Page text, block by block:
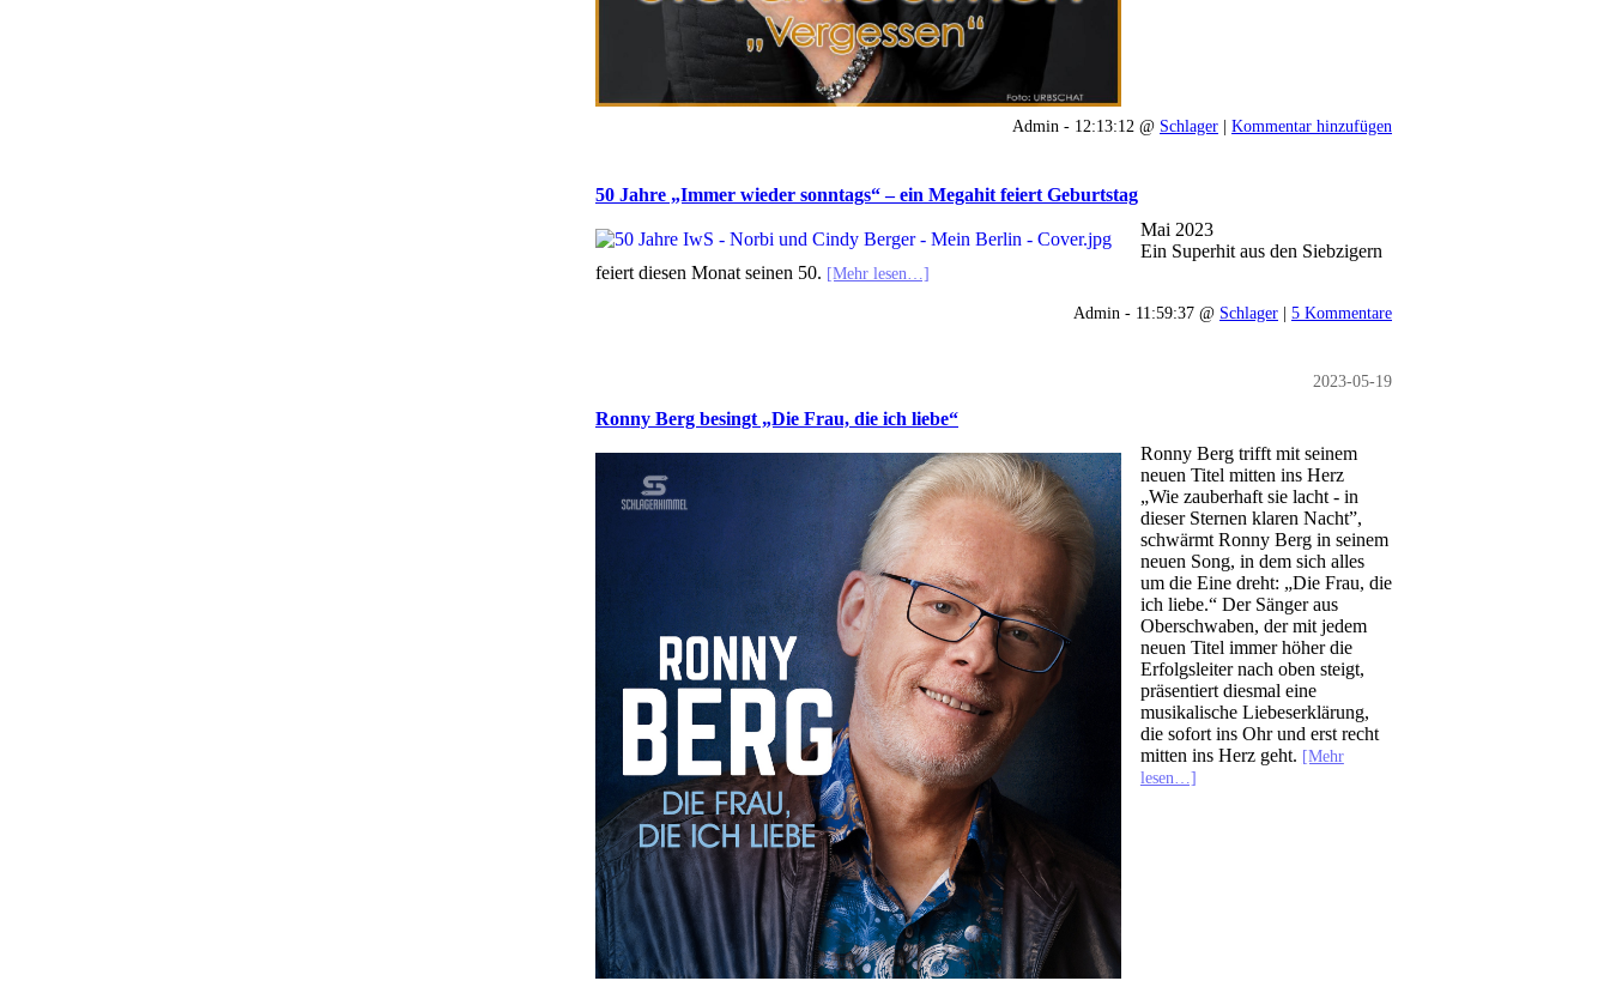
Admin - 12:13:12 @ Schlager | Kommentar hinzufügen
50 Jahre „Immer wieder sonntags“ – ein Megahit feiert Geburtstag
Mai 2023
Ein Superhit aus den Siebzigern
feiert diesen Monat seinen 50. [Mehr lesen…]
Admin - 11:59:37 @ Schlager | 5 Kommentare
2023-05-19
Ronny Berg besingt „Die Frau, die ich liebe“
Ronny Berg trifft mit seinem
neuen Titel mitten ins Herz
„Wie zauberhaft sie lacht - in
dieser Sternen klaren Nacht”,
schwärmt Ronny Berg in seinem
neuen Song, in dem sich alles
um die Eine dreht: „Die Frau, die
ich liebe.“ Der Sänger aus
Oberschwaben, der mit jedem
neuen Titel immer höher die
Erfolgsleiter nach oben steigt,
präsentiert diesmal eine
musikalische Liebeserklärung,
die sofort ins Ohr und erst recht
mitten ins Herz geht. [Mehr
lesen…]